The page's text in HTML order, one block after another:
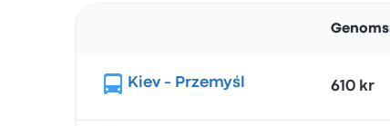
Kiev - Przemyśl 610 kr